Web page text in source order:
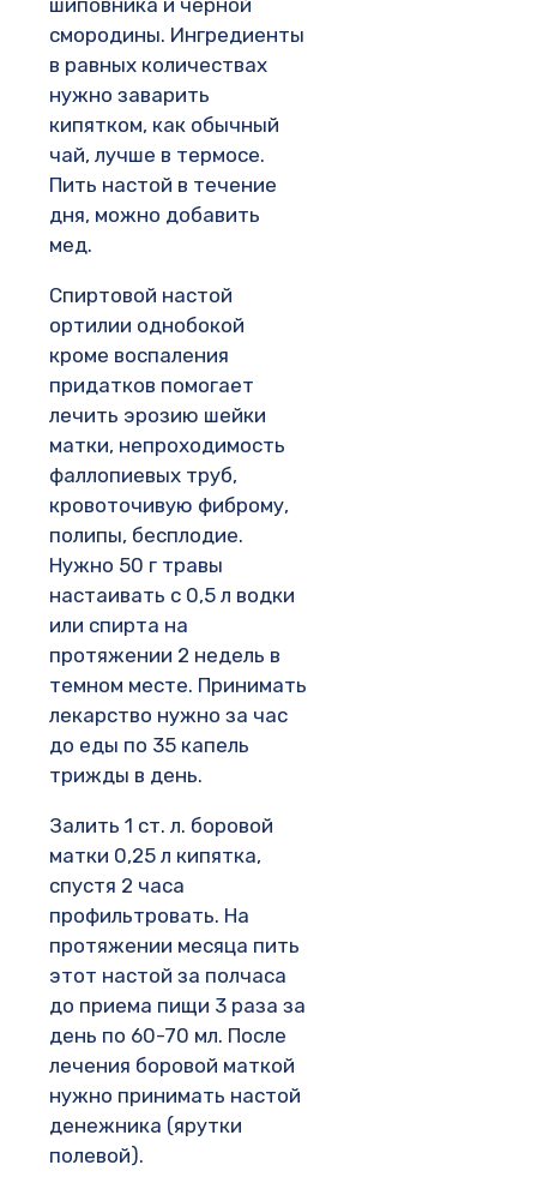
смородины. Ингредиенты
в равных количествах
нужно заварить
кипятком, как обычный
чай, лучше в термосе.
Пить настой в течение
дня, можно добавить
мед.
Спиртовой настой
ортилии однобокой
кроме воспаления
придатков помогает
лечить эрозию шейки
матки, непроходимость
фаллопиевых труб,
кровоточивую фиброму,
полипы, бесплодие.
Нужно 50 г травы
настаивать с 0,5 л водки
или спирта на
протяжении 2 недель в
темном месте. Принимать
лекарство нужно за час
до еды по 35 капель
трижды в день.
Залить 1 ст. л. боровой
матки 0,25 л кипятка,
спустя 2 часа
профильтровать. На
протяжении месяца пить
этот настой за полчаса
до приема пищи 3 раза за
день по 60-70 мл. После
лечения боровой маткой
нужно принимать настой
денежника (ярутки
полевой).